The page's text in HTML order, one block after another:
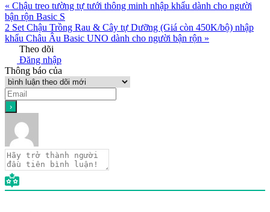
« Chậu treo tường tự tưới thông minh nhập khẩu dành cho người
bận rộn Basic S
2 Set Chậu Trồng Rau & Cây tự Dưỡng (Giá còn 450K/bộ) nhập
khẩu Châu Âu Basic UNO dành cho người bận rộn »
Theo dõi
Đăng nhập
Thông báo của